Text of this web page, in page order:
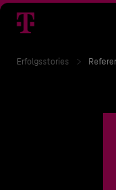
Erfolgsstories